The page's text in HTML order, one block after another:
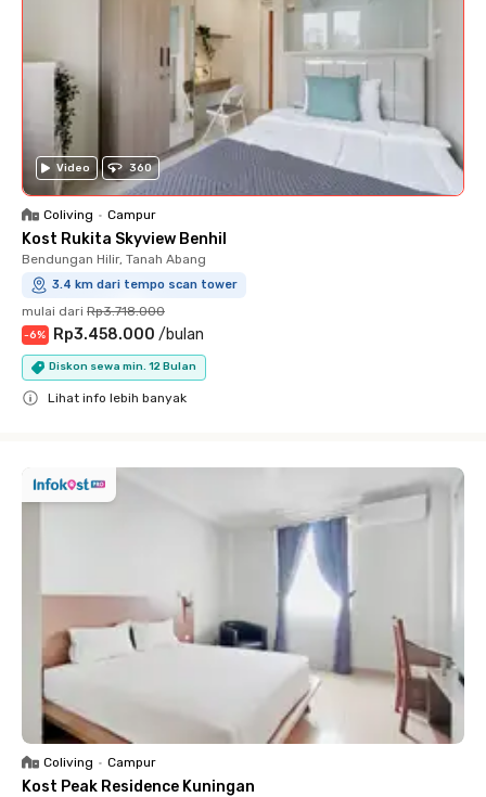
Video 360
Coliving • Campur
Kost Rukita Skyview Benhil
Bendungan Hilir, Tanah Abang
3.4 km dari tempo scan tower
mulai dari Rp3.718.000
-6% Rp3.458.000 /bulan
Diskon sewa min. 12 Bulan
Lihat info lebih banyak
Coliving • Campur
Kost Peak Residence Kuningan